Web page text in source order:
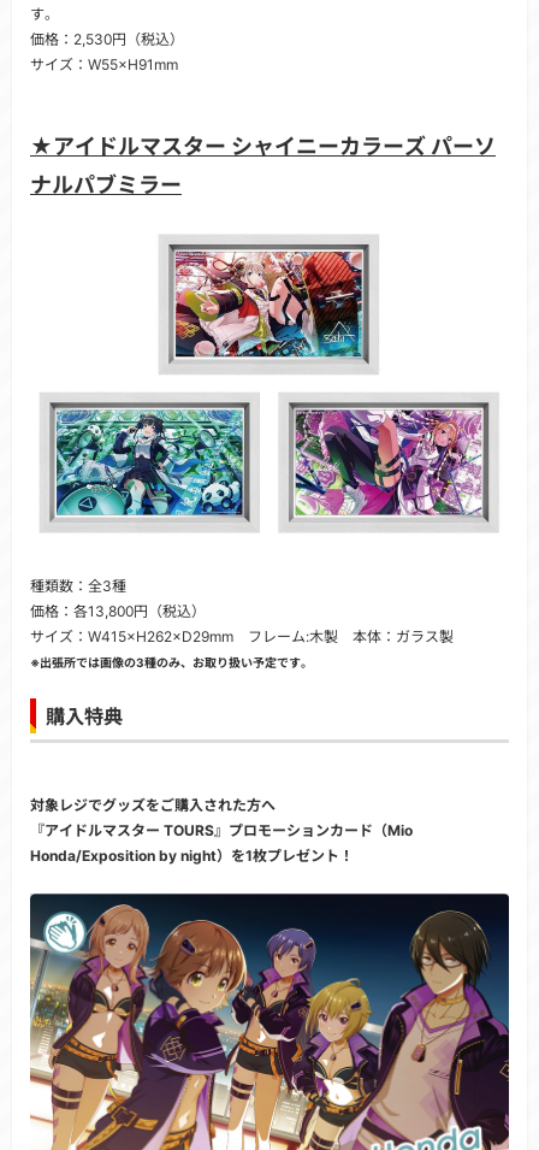
す。
価格：2,530円（税込）
サイズ：W55×H91mm
★アイドルマスター シャイニーカラーズ パーソ
ナルパブミラー
種類数：全3種
価格：各13,800円（税込）
サイズ：W415×H262×D29mm フレーム:木製 本体：ガラス製
※出張所では画像の3種のみ、お取り扱い予定です。
購入特典
対象レジでグッズをご購入された方へ
『アイドルマスター TOURS』プロモーションカード（Mio
Honda/Exposition by night）を1枚プレゼント！